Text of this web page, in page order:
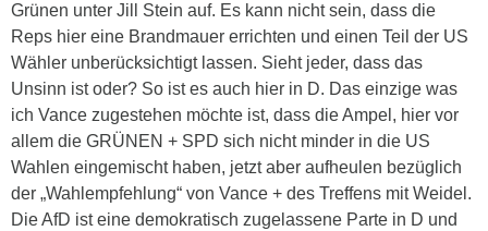
Grünen unter Jill Stein auf. Es kann nicht sein, dass die
Reps hier eine Brandmauer errichten und einen Teil der US
Wähler unberücksichtigt lassen. Sieht jeder, dass das
Unsinn ist oder? So ist es auch hier in D. Das einzige was
ich Vance zugestehen möchte ist, dass die Ampel, hier vor
allem die GRÜNEN + SPD sich nicht minder in die US
Wahlen eingemischt haben, jetzt aber aufheulen bezüglich
der „Wahlempfehlung“ von Vance + des Treffens mit Weidel.
Die AfD ist eine demokratisch zugelassene Parte in D und